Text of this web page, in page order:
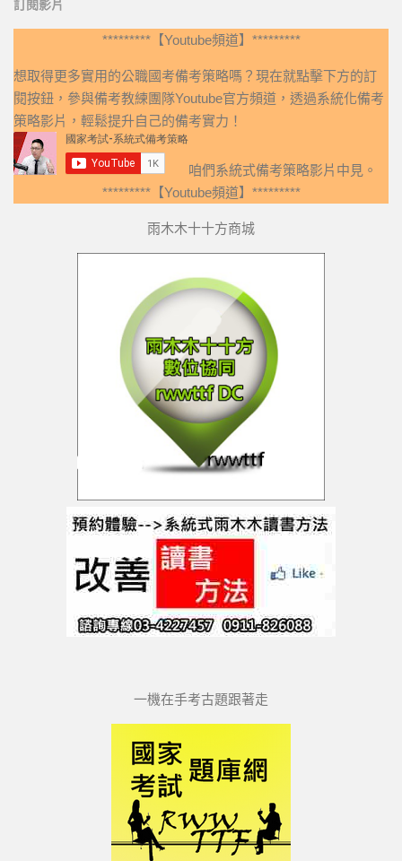
訂閱影片
*********【Youtube頻道】*********
想取得更多實用的公職國考備考策略嗎？現在就點擊下方的訂
閱按鈕，參與備考教練團隊Youtube官方頻道，透過系統化備考
策略影片，輕鬆提升自己的備考實力！
咱們系統式備考策略影片中見。
*********【Youtube頻道】*********
雨木木十十方商城
一機在手考古題跟著走